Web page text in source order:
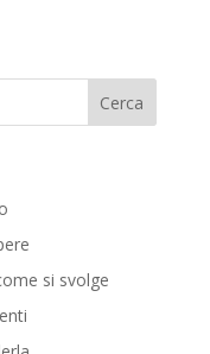
si svolge